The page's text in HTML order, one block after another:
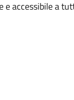
accessibile a